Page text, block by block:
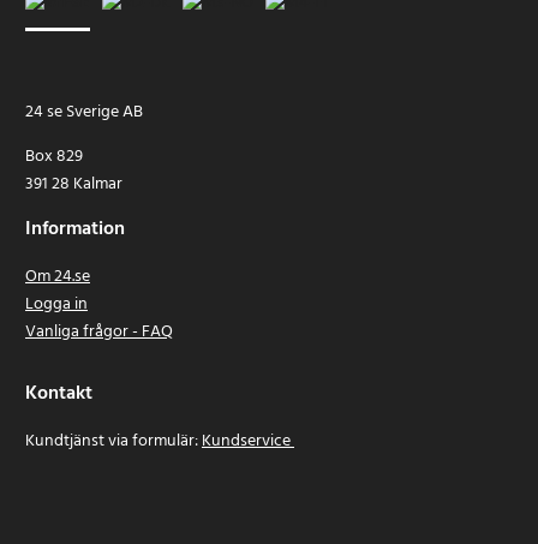
24 se Sverige AB
Box 829
391 28 Kalmar
Information
Om 24.se
Logga in
Vanliga frågor - FAQ
Kontakt
Kundtjänst via formulär:Kundservice